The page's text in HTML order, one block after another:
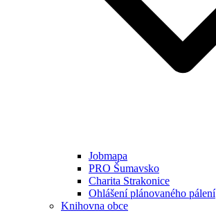
Jobmapa
PRO Šumavsko
Charita Strakonice
Ohlášení plánovaného pálení
Knihovna obce